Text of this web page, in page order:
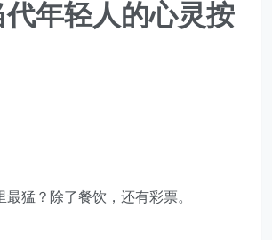
年轻人的心灵按
猛？除了餐饮，还有彩票。